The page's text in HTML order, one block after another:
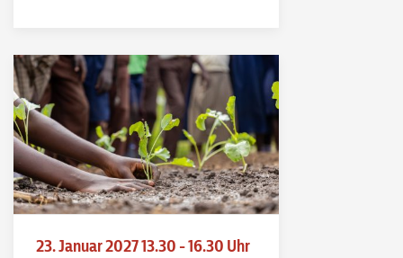
23. Januar 2027 13.30 - 16.30 Uhr